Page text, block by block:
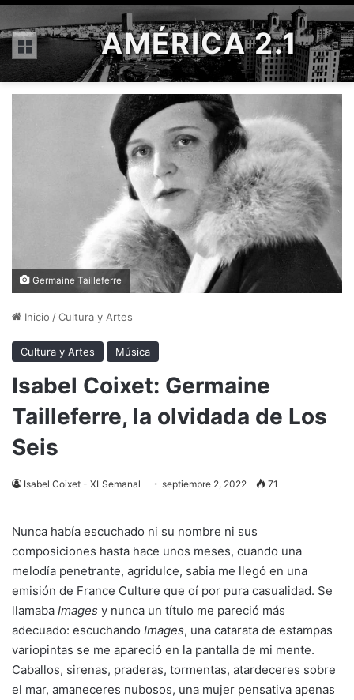
Menú AMÉRICA 2.1
Germaine Tailleferre
Inicio /Cultura y Artes
Cultura y Artes Música
Isabel Coixet: Germaine
Tailleferre, la olvidada de Los
Seis
Isabel Coixet - XLSemanal septiembre 2, 2022 71
Nunca había escuchado ni su nombre ni sus
composiciones hasta hace unos meses, cuando una
melodía penetrante, agridulce, sabia me llegó en una
emisión de France Culture que oí por pura casualidad. Se
llamaba Images y nunca un título me pareció más
adecuado: escuchando Images, una catarata de estampas
variopintas se me apareció en la pantalla de mi mente.
Caballos, sirenas, praderas, tormentas, atardeceres sobre
el mar, amaneceres nubosos, una mujer pensativa apenas